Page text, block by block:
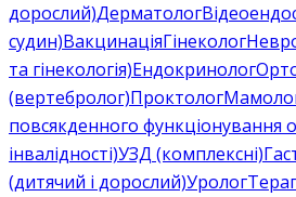
дорослий)Дерматолог
судин)ВакцинаціяГінеколог
та гінекологія)Ендокринолог
(вертебролог)Проктолог
повсякденного функціонування
інвалідності)УЗД (комплексні)
(дитячий і дорослий)Уролог